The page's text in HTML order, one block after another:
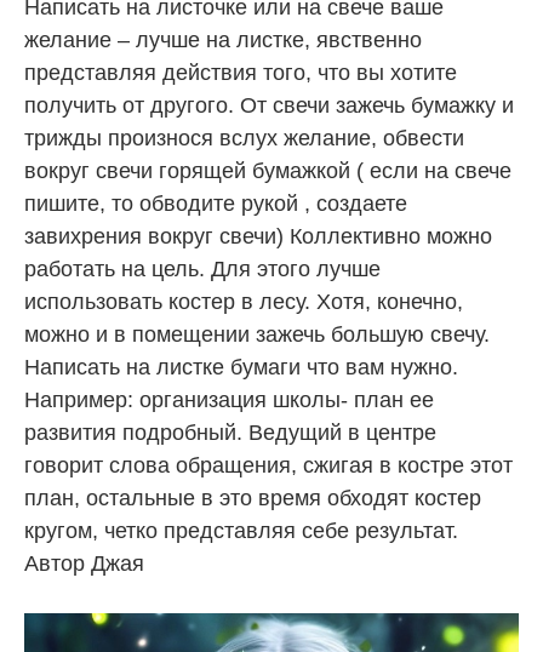
Написать на листочке или на свече ваше
желание – лучше на листке, явственно
представляя действия того, что вы хотите
получить от другого. От свечи зажечь бумажку и
трижды произнося вслух желание, обвести
вокруг свечи горящей бумажкой ( если на свече
пишите, то обводите рукой , создаете
завихрения вокруг свечи) Коллективно можно
работать на цель. Для этого лучше
использовать костер в лесу. Хотя, конечно,
можно и в помещении зажечь большую свечу.
Написать на листке бумаги что вам нужно.
Например: организация школы- план ее
развития подробный. Ведущий в центре
говорит слова обращения, сжигая в костре этот
план, остальные в это время обходят костер
кругом, четко представляя себе результат.
Автор Джая